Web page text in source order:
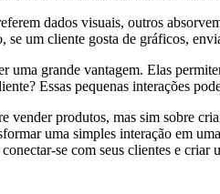
dados visuais, outros
um cliente gosta de gráficos,
uma grande vantagem. Elas
Essas pequenas interações
vender produtos, mas sim sobre
uma simples interação em
se com seus clientes e